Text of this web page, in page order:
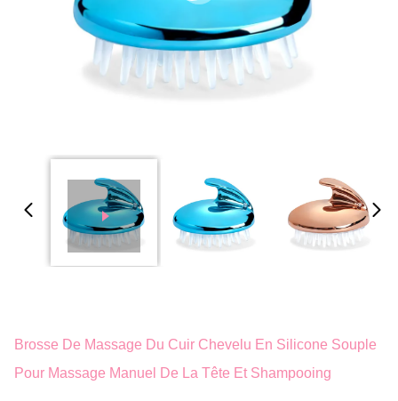
Brosse De Massage Du Cuir Chevelu En Silicone Souple
Pour Massage Manuel De La Tête Et Shampooing